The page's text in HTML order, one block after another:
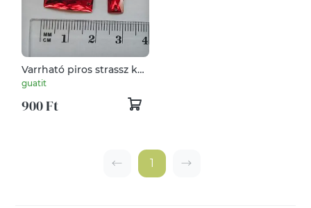
Varrható piros strassz kő
akril szögletes
guatit
900 Ft
1